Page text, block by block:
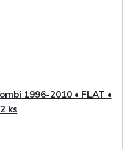
1996-2010 • FLAT •
ks